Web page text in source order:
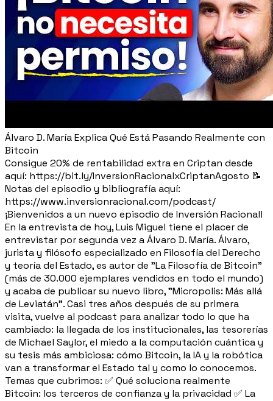
Álvaro D. María Explica Qué Está Pasando Realmente con
Bitcoin
Consigue 20% de rentabilidad extra en Criptan desde
aquí: https://bit.ly/InversionRacionalxCriptanAgosto 📝
Notas del episodio y bibliografía aquí:
https://www.inversionracional.com/podcast/
¡Bienvenidos a un nuevo episodio de Inversión Racional!
En la entrevista de hoy, Luis Miguel tiene el placer de
entrevistar por segunda vez a Álvaro D. María. Álvaro,
jurista y filósofo especializado en Filosofía del Derecho
y teoría del Estado, es autor de "La Filosofía de Bitcoin"
(más de 30.000 ejemplares vendidos en todo el mundo)
y acaba de publicar su nuevo libro, "Micropolis: Más allá
de Leviatán". Casi tres años después de su primera
visita, vuelve al podcast para analizar todo lo que ha
cambiado: la llegada de los institucionales, las tesorerías
de Michael Saylor, el miedo a la computación cuántica y
su tesis más ambiciosa: cómo Bitcoin, la IA y la robótica
van a transformar el Estado tal y como lo conocemos.
Temas que cubrimos: ✅ Qué soluciona realmente
Bitcoin: los terceros de confianza y la privacidad ✅ La